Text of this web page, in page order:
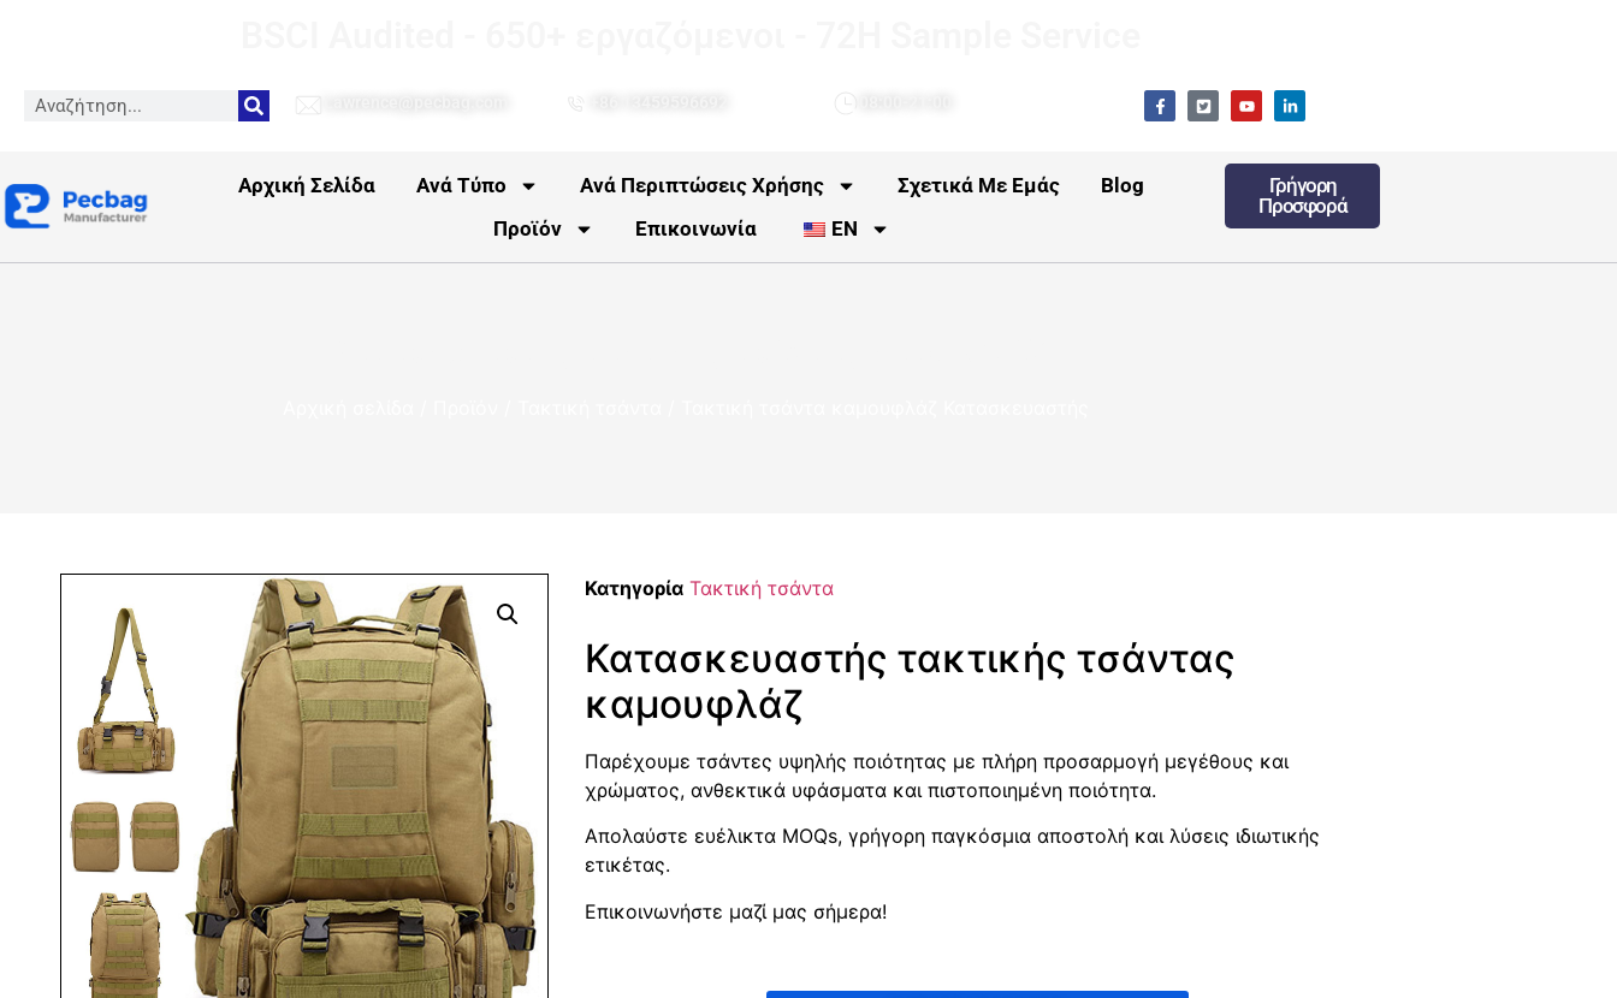
Αρχική Σελίδα Ανά Τύπο Ανά Περιπτώσεις Χρήσης Σχετικά Με Εμάς
Blog
Προϊόν
Επικοινωνία EN
Γρήγορη
Προσφορά
Κατηγορία Τακτική τσάντα
Κατασκευαστής τακτικής τσάντας
καμουφλάζ
Παρέχουμε τσάντες υψηλής ποιότητας με πλήρη προσαρμογή μεγέθους και
χρώματος, ανθεκτικά υφάσματα και πιστοποιημένη ποιότητα.
Απολαύστε ευέλικτα MOQs, γρήγορη παγκόσμια αποστολή και λύσεις ιδιωτικής
ετικέτας.
Επικοινωνήστε μαζί μας σήμερα!